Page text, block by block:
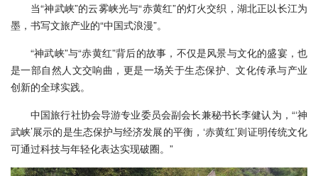
当“神武峡”的云雾峡光与“赤黄红”的灯火交织，湖北正以长江为
墨，书写文旅产业的“中国式浪漫”。
“神武峡”与“赤黄红”背后的故事，不仅是风景与文化的盛宴，也
是一部自然人文交响曲，更是一场关于生态保护、文化传承与产业
创新的全球实践。
中国旅行社协会导游专业委员会副会长兼秘书长李健认为，“‘神
武峡’展示的是生态保护与经济发展的平衡，‘赤黄红’则证明传统文化
可通过科技与年轻化表达实现破圈。”